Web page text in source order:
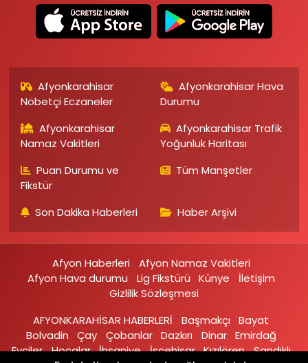
Afyonkarahisar
Nöbetçi Eczaneler
Afyonkarahisar Hava
Durumu
Afyonkarahisar
Namaz Vakitleri
Afyonkarahisar Trafik
Yoğunluk Haritası
Puan Durumu ve
Fikstür
Tüm Manşetler
Son Dakika Haberleri Haber Arşivi
Afyon Haberleri
Afyon Namaz Vakitleri
Afyon Hava durumu
Lig Fikstürü Künye
İletişim
Gizlilik Sözleşmesi
AFYONKARAHİSAR HABERLERİ
Başmakçı
Bayat
Bolvadin
Çay Çobanlar Dazkırı Dinar Emirdağ‎
Evciler‎ Hocalar İhsaniye‎ İscehisar Kızılören‎ Sandıklı‎